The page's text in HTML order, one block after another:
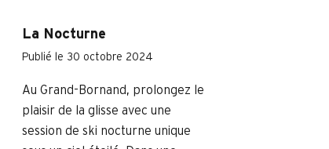
La Nocturne
Publié le 30 octobre 2024
Au Grand-Bornand, prolongez le
plaisir de la glisse avec une
session de ski nocturne unique